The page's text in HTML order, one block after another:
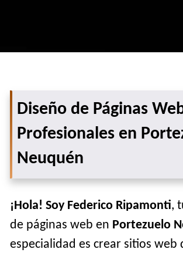
Diseño de Páginas
Profesionales en
Neuquén
¡Hola! Soy Federico Ripamonti,
de páginas web en Portezuelo
especialidad es crear sitios web